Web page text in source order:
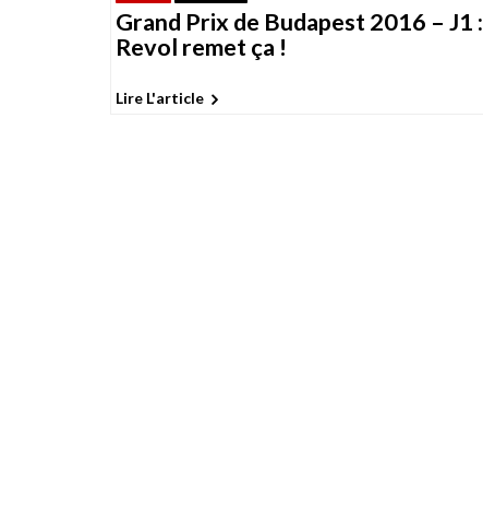
Grand Prix de Budapest 2016 – J1 :
Revol remet ça !
Lire L'article